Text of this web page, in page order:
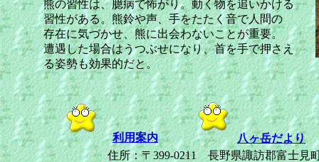
熊の習性は、臆病で怖がり。動く物を追いかける
習性がある。熊鈴や声、手をたたく音で人間の
存在に気づかせ、熊に出会わないことが重要。
遭遇した場合はうつぶせになり、首を手で押さえ
る姿勢も効果的だと。
住所：〒399-0211 長野県諏訪郡富士見
八ヶ岳だより
利用案内